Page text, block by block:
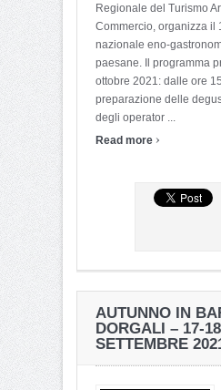
Regionale del Turismo
Commercio, organizza il
nazionale eno-
paesane. Il programma
ottobre 2021: dalle ore
preparazione delle
degli operator ...
Read more ›
AUTUNNO IN
DORGALI – 17-
SETTEMBRE